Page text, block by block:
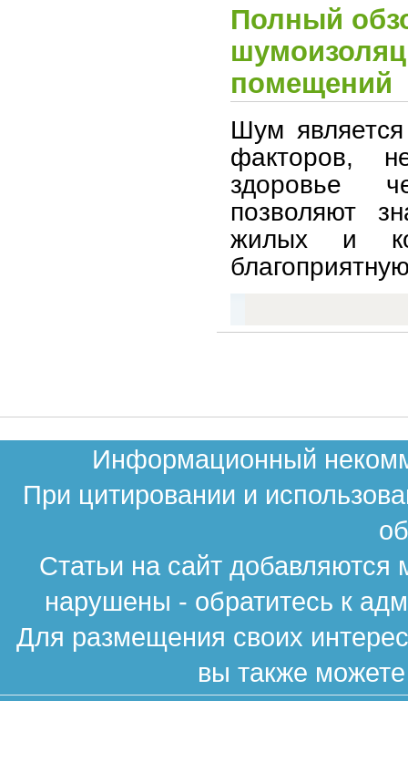
Полный
помещений
Шум
факторов,
здоровье
позволяют
жилых и
Информационный
При цитировании и
Статьи на сайт
нарушены - обратитесь к
Для размещения своих
вы также